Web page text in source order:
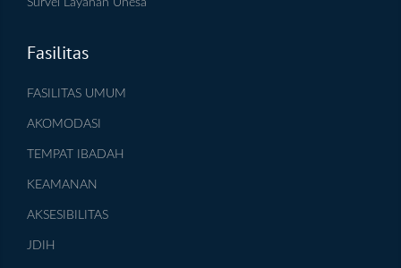
Survei Layanan Unesa
Fasilitas
FASILITAS UMUM
AKOMODASI
TEMPAT IBADAH
KEAMANAN
AKSESIBILITAS
JDIH